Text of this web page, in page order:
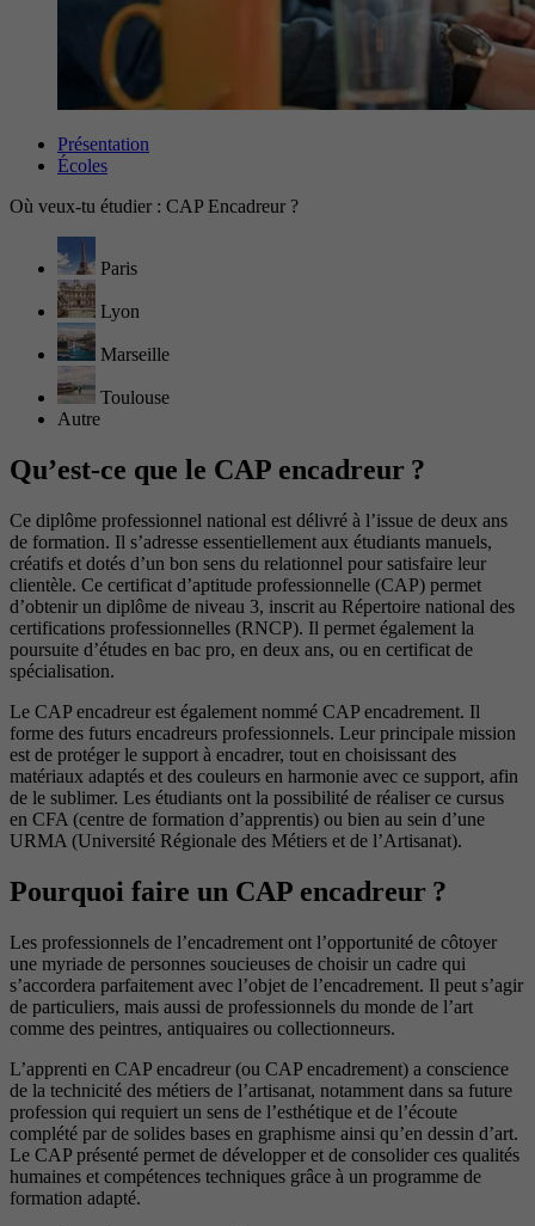
Présentation
Écoles
Où veux-tu étudier : CAP Encadreur ?
Paris
Lyon
Marseille
Toulouse
Autre
Qu’est-ce que le CAP encadreur ?
Ce diplôme professionnel national est délivré à l’issue de deux ans
de formation. Il s’adresse essentiellement aux étudiants manuels,
créatifs et dotés d’un bon sens du relationnel pour satisfaire leur
clientèle. Ce certificat d’aptitude professionnelle (CAP) permet
d’obtenir un diplôme de niveau 3, inscrit au Répertoire national des
certifications professionnelles (RNCP). Il permet également la
poursuite d’études en bac pro, en deux ans, ou en certificat de
spécialisation.
Le CAP encadreur est également nommé CAP encadrement. Il
forme des futurs encadreurs professionnels. Leur principale mission
est de protéger le support à encadrer, tout en choisissant des
matériaux adaptés et des couleurs en harmonie avec ce support, afin
de le sublimer. Les étudiants ont la possibilité de réaliser ce cursus
en CFA (centre de formation d’apprentis) ou bien au sein d’une
URMA (Université Régionale des Métiers et de l’Artisanat).
Pourquoi faire un CAP encadreur ?
Les professionnels de l’encadrement ont l’opportunité de côtoyer
une myriade de personnes soucieuses de choisir un cadre qui
s’accordera parfaitement avec l’objet de l’encadrement. Il peut s’agir
de particuliers, mais aussi de professionnels du monde de l’art
comme des peintres, antiquaires ou collectionneurs.
L’apprenti en CAP encadreur (ou CAP encadrement) a conscience
de la technicité des métiers de l’artisanat, notamment dans sa future
profession qui requiert un sens de l’esthétique et de l’écoute
complété par de solides bases en graphisme ainsi qu’en dessin d’art.
Le CAP présenté permet de développer et de consolider ces qualités
humaines et compétences techniques grâce à un programme de
formation adapté.